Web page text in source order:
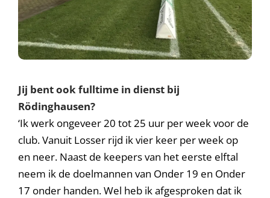
Jij bent ook fulltime in dienst bij
Rödinghausen?
‘Ik werk ongeveer 20 tot 25 uur per week voor de
club. Vanuit Losser rijd ik vier keer per week op
en neer. Naast de keepers van het eerste elftal
neem ik de doelmannen van Onder 19 en Onder
17 onder handen. Wel heb ik afgesproken dat ik